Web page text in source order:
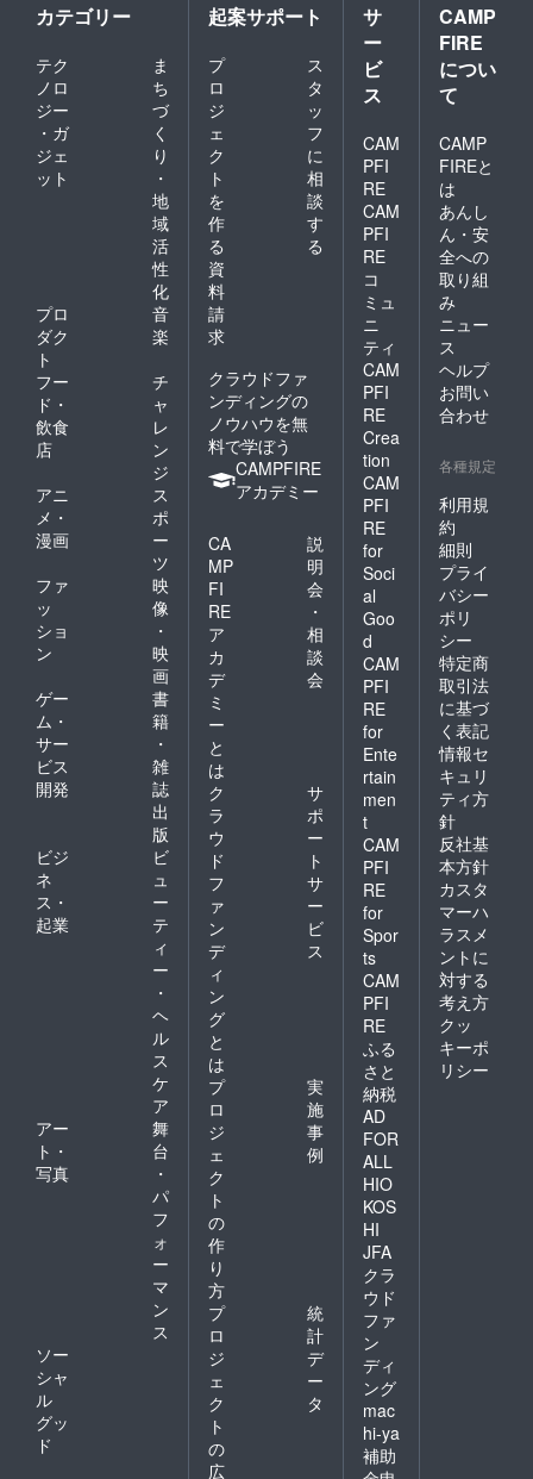
カテゴリー
テク
ノロ
ジー
・ガ
ジェ
ット
ま
ち
づ
く
り
・
地
域
活
性
化
プロ
ダク
ト
音
楽
フー
ド・
飲食
店
チ
ャ
レ
ン
ジ
アニ
メ・
漫画
ス
ポ
ー
ツ
ファ
ッ
ショ
ン
映
像
・
映
画
ゲー
ム・
サー
ビス
開発
書
籍
・
雑
誌
出
版
ビジ
ネ
ス・
起業
ビ
ュ
ー
テ
ィ
ー
・
ヘ
ル
ス
ケ
ア
アー
ト・
写真
舞
台
・
パ
フ
ォ
ー
マ
ン
ス
ソー
シャ
ル
グッ
ド
起案サポート
プ
ロ
ジ
ェ
ク
ト
を
作
る
ス
タ
ッ
フ
に
相
談
す
る
資
料
請
求
クラウドファ
ンディングの
ノウハウを無
料で学ぼう
CAMPFIRE
アカデミー
CA
MP
FI
RE
ア
カ
デ
ミ
ー
と
は
説
明
会
・
相
談
会
ク
ラ
ウ
ド
フ
ァ
ン
デ
ィ
ン
グ
と
は
サ
ポ
ー
ト
サ
ー
ビ
ス
プ
ロ
ジ
ェ
ク
ト
の
作
り
方
実
施
事
例
プ
ロ
ジ
ェ
ク
ト
の
広
統
計
デ
ー
タ
サ
ー
ビ
ス
CAM
PFI
RE
CAM
PFI
RE
コ
ミュ
ニ
ティ
CAM
PFI
RE
Crea
tion
CAM
PFI
RE
for
Soci
al
Goo
d
CAM
PFI
RE
for
Ente
rtain
men
t
CAM
PFI
RE
for
Spor
ts
CAM
PFI
RE
ふる
さと
納税
AD
FOR
ALL
HIO
KOS
HI
JFA
クラ
ウド
ファ
ン
ディ
ング
mac
hi-ya
補助
CAMP
FIRE
につい
て
CAMP
FIREと
は
あんし
ん・安
全への
取り組
み
ニュー
ス
ヘルプ
お問い
合わせ
各種規定
利用規
約
細則
プライ
バシー
ポリ
シー
特定商
取引法
に基づ
く表記
情報セ
キュリ
ティ方
針
反社基
本方針
カスタ
マーハ
ラスメ
ントに
対する
考え方
クッ
キーポ
リシー